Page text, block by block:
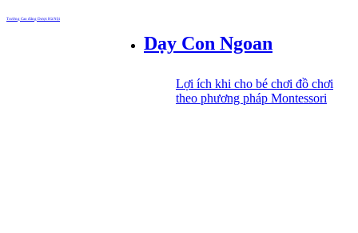
Dạy Con Ngoan
Lợi ích khi cho bé chơi đồ chơi
theo phương pháp Montessori
Trường Cao đẳng Dược Hà Nội